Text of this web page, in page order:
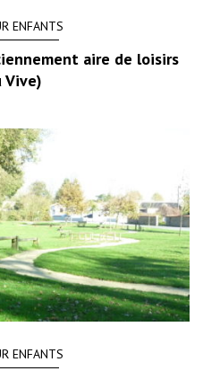
ENFANTS
aire de loisirs
Vive)
ENFANTS